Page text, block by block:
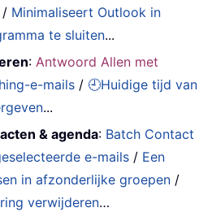
/ Minimaliseert Outlook in
te sluiten...
:Antwoord Allen met
e-mails / 🕘Huidige tijd van
...
& agenda: Batch Contact
e-mails / Een
in afzonderlijke groepen /
verwijderen…